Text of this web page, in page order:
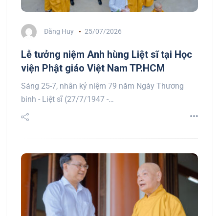
Đăng Huy 25/07/2026
Lễ tưởng niệm Anh hùng Liệt sĩ tại Học
viện Phật giáo Việt Nam TP.HCM
Sáng 25-7, nhân kỷ niệm 79 năm Ngày Thương
binh - Liệt sĩ (27/7/1947 -…